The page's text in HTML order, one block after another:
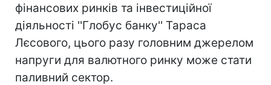
фінансових ринків та інвестиційної
діяльності ''Глобус банку'' Тараса
Лєсового, цього разу головним джерелом
напруги для валютного ринку може стати
паливний сектор.